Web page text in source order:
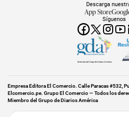
Síguenos
Descarga
App Store
Miembro del Grupo de Diarios América
Empresa Editora El Comercio. Calle Paracas #532,
Elcomercio.pe. Grupo El Comercio — Todos los
Miembro del Grupo de Diarios América